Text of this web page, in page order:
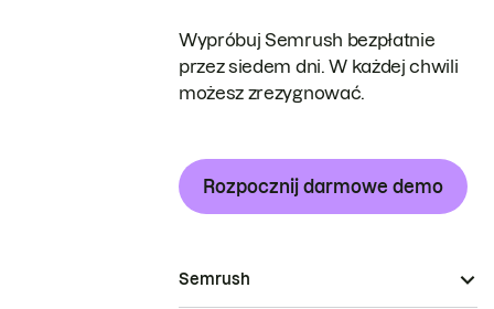
Wypróbuj Semrush bezpłatnie
przez siedem dni. W każdej chwili
możesz zrezygnować.
Rozpocznij darmowe demo
Semrush